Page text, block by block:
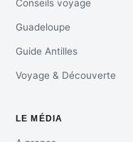
Conseils voyage
Guadeloupe
Guide Antilles
Voyage & Découverte
LE MÉDIA